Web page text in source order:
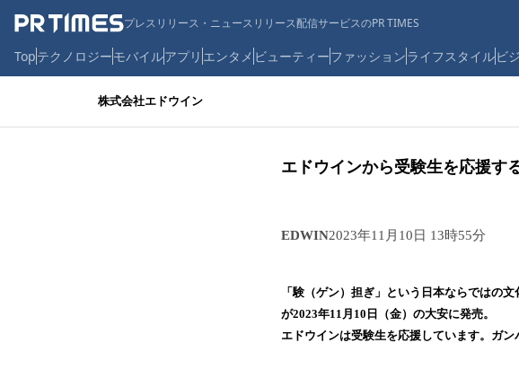
プレスリリース・ニュースリリース配信サービスのPR TIMES
Topテクノロジーモバイルアプリ エンタメ ビューティーファッションライフスタイルビ
株式会社エドウイン
エドウインから受験生を応援す
EDWIN2023年11月10日 13時55分
「験（ゲン）担ぎ」という日本ならではの
が2023年11月10日（金）の大安に発売。
エドウインは受験生を応援しています。ガン